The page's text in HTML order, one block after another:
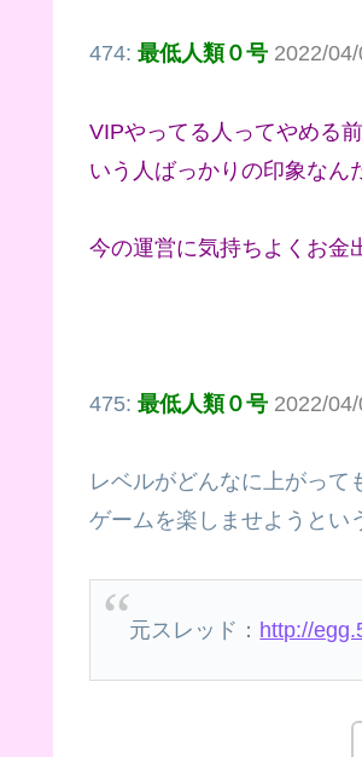
474: 最低人類０号 2022/
VIPやってる人ってやめる
いう人ばっかりの印象なん
今の運営に気持ちよくお金
475: 最低人類０号 2022/
レベルがどんなに上がって
ゲームを楽しませようとい
元スレッド： http://